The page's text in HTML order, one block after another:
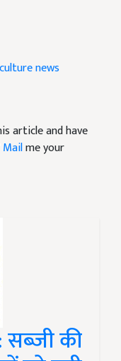
news
article and have
Mailme your
की